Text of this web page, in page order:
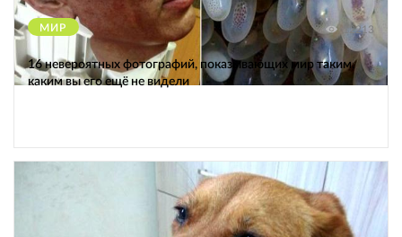
МИР 12213
16 невероятных фотографий, показывающих мир таким,
каким вы его ещё не видели